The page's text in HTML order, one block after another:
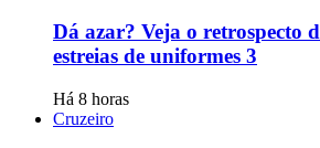
Dá azar? Veja o retrospecto
estreias de uniformes 3
Há 8 horas
Cruzeiro